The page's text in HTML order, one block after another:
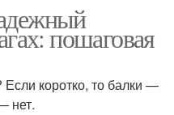
пошаговая
Если коротко, то балки —
нет.